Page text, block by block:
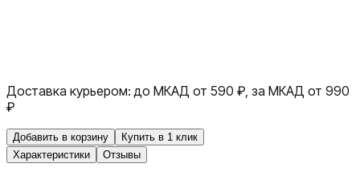
Доставка курьером: до МКАД от 590 ₽, за МКАД от 990
₽
Добавить в корзину
Купить в 1 клик
Характеристики
Отзывы